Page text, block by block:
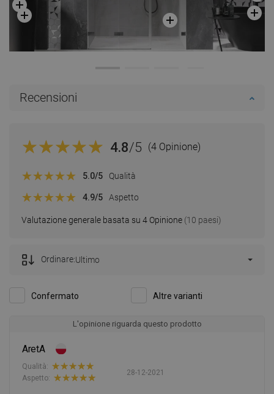
Recensioni
4.8/5 (4 Opinione)
Valutazione generale basata su 4 Opinione (10 paesi)
5.0/5 Qualità
4.9/5 Aspetto
Confermato Altre varianti
Ordinare:Ultimo
L'opinione riguarda questo prodotto
AretA
28-12-2021
Qualità:
Aspetto: